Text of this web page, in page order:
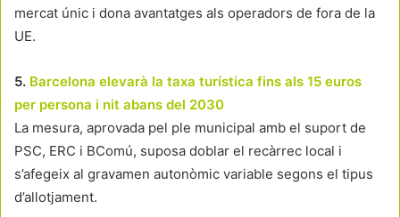
mercat únic i dona avantatges als operadors de fora de la
UE.
5. Barcelona elevarà la taxa turística fins als 15 euros
per persona i nit abans del 2030
La mesura, aprovada pel ple municipal amb el suport de
PSC, ERC i BComú, suposa doblar el recàrrec local i
s’afegeix al gravamen autonòmic variable segons el tipus
d’allotjament.